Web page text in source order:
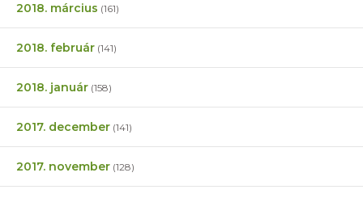
2018. március (161)
2018. február (141)
2018. január (158)
2017. december (141)
2017. november (128)